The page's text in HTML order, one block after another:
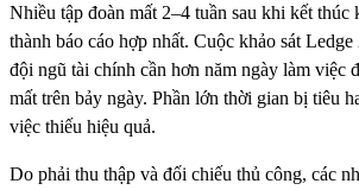
Nhiều tập đoàn mất 2–4 tuần sau khi kết thúc
thành báo cáo hợp nhất. Cuộc khảo sát
đội ngũ tài chính cần hơn năm ngày làm việc
mất trên bảy ngày. Phần lớn thời gian bị tiêu
việc thiếu hiệu quả.
Do phải thu thập và đối chiếu thủ công, các